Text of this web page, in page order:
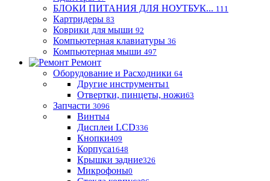
БЛОКИ ПИТАНИЯ ДЛЯ НОУТБУК... 111
Картридеры 83
Коврики для мыши 92
Компьютерная клавиатуры 36
Компьютерная мыши 497
Ремонт
Оборудование и Расходники 64
Другие инструменты1
Отвертки, пинцеты, ножи63
Запчасти 3096
Винты4
Дисплеи LCD336
Кнопки409
Корпуса1648
Крышки задние326
Микрофоны0